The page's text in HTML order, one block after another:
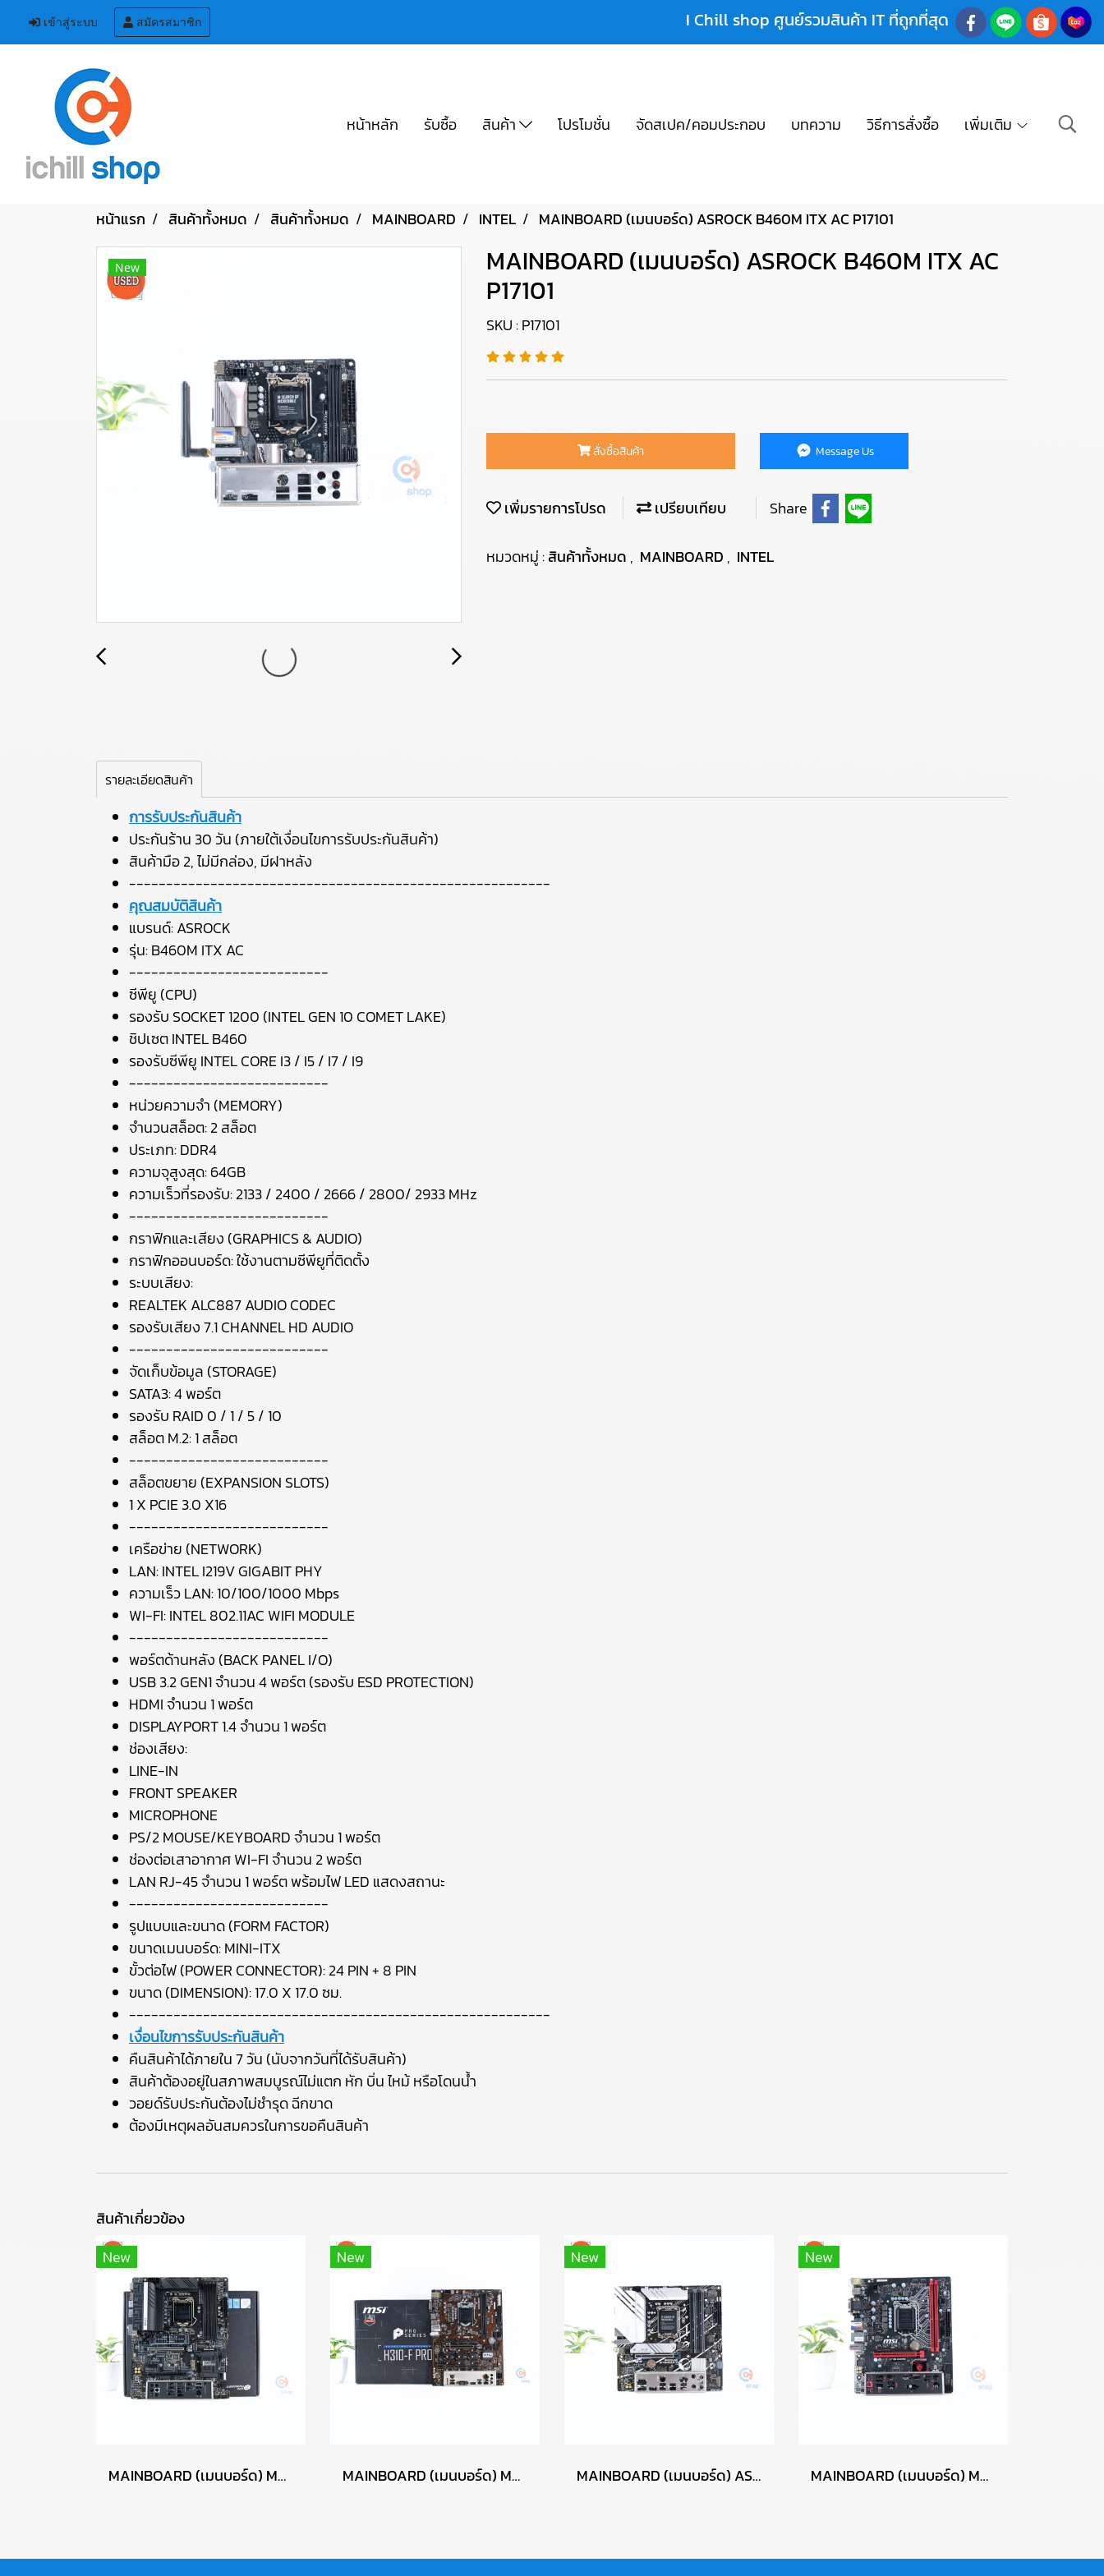
เข้าสู่ระบบ สมัครสมาชิก I Chill shop ศูนย์รวมสินค้า IT ที่ถูกที่สุด
หน้าหลัก รับซื้อ สินค้า โปรโมชั่น จัดสเปค/คอมประกอบ บทความ วิธีการสั่งซื้อ เพิ่มเติม
หน้าแรก สินค้าทั้งหมด สินค้าทั้งหมด MAINBOARD INTEL MAINBOARD (เมนบอร์ด) ASROCK B460M ITX AC P17101
New
MAINBOARD (เมนบอร์ด) ASROCK B460M ITX AC
P17101
SKU : P17101
สั่งซื้อสินค้า Message Us
เพิ่มรายการโปรด เปรียบเทียบ Share
หมวดหมู่ :สินค้าทั้งหมด , MAINBOARD , INTEL
รายละเอียดสินค้า
การรับประกันสินค้า
ประกันร้าน 30 วัน (ภายใต้เงื่อนไขการรับประกันสินค้า)
สินค้ามือ 2, ไม่มีกล่อง, มีฝาหลัง
---------------------------------------------------------
คุณสมบัติสินค้า
แบรนด์: ASROCK
รุ่น: B460M ITX AC
---------------------------
ซีพียู (CPU)
รองรับ SOCKET 1200 (INTEL GEN 10 COMET LAKE)
ชิปเซต INTEL B460
รองรับซีพียู INTEL CORE I3 / I5 / I7 / I9
---------------------------
หน่วยความจำ (MEMORY)
จำนวนสล็อต: 2 สล็อต
ประเภท: DDR4
ความจุสูงสุด: 64GB
ความเร็วที่รองรับ: 2133 / 2400 / 2666 / 2800/ 2933 MHz
---------------------------
กราฟิกและเสียง (GRAPHICS & AUDIO)
กราฟิกออนบอร์ด: ใช้งานตามซีพียูที่ติดตั้ง
ระบบเสียง:
REALTEK ALC887 AUDIO CODEC
รองรับเสียง 7.1 CHANNEL HD AUDIO
---------------------------
จัดเก็บข้อมูล (STORAGE)
SATA3: 4 พอร์ต
รองรับ RAID 0 / 1 / 5 / 10
สล็อต M.2: 1 สล็อต
---------------------------
สล็อตขยาย (EXPANSION SLOTS)
1 X PCIE 3.0 X16
---------------------------
เครือข่าย (NETWORK)
LAN: INTEL I219V GIGABIT PHY
ความเร็ว LAN: 10/100/1000 Mbps
WI-FI: INTEL 802.11AC WIFI MODULE
---------------------------
พอร์ตด้านหลัง (BACK PANEL I/O)
USB 3.2 GEN1 จำนวน 4 พอร์ต (รองรับ ESD PROTECTION)
HDMI จำนวน 1 พอร์ต
DISPLAYPORT 1.4 จำนวน 1 พอร์ต
ช่องเสียง:
LINE-IN
FRONT SPEAKER
MICROPHONE
PS/2 MOUSE/KEYBOARD จำนวน 1 พอร์ต
ช่องต่อเสาอากาศ WI-FI จำนวน 2 พอร์ต
LAN RJ-45 จำนวน 1 พอร์ต พร้อมไฟ LED แสดงสถานะ
---------------------------
รูปแบบและขนาด (FORM FACTOR)
ขนาดเมนบอร์ด: MINI-ITX
ขั้วต่อไฟ (POWER CONNECTOR): 24 PIN + 8 PIN
ขนาด (DIMENSION): 17.0 X 17.0 ซม.
---------------------------------------------------------
เงื่อนไขการรับประกันสินค้า
คืนสินค้าได้ภายใน 7 วัน (นับจากวันที่ได้รับสินค้า)
สินค้าต้องอยู่ในสภาพสมบูรณ์ไม่แตก หัก บิ่น ไหม้ หรือโดนน้ำ
วอยด์รับประกันต้องไม่ชำรุด ฉีกขาด
ต้องมีเหตุผลอันสมควรในการขอคืนสินค้า
สินค้าเกี่ยวข้อง
New
MAINBOARD (เมนบอร์ด) MSI Z590-A PRO P15824
New
MAINBOARD (เมนบอร์ด) MSI H310-F PRO P17645
New
MAINBOARD (เมนบอร์ด) ASUS PRIME B760M-A WIFI-CSM P17273
New
MAINBOARD (เมนบอร์ด) MSI H110M GAMING P17679